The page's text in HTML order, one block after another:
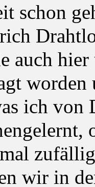
schon
auch
ich
wir in